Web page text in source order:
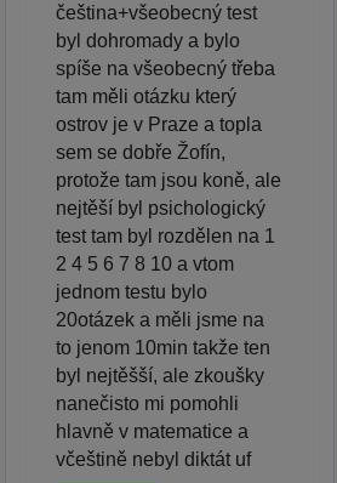
čeština+všeobecný test
byl dohromady a bylo
spíše na všeobecný třeba
tam měli otázku který
ostrov je v Praze a topla
sem se dobře Žofín,
protože tam jsou koně, ale
nejtěší byl psichologický
test tam byl rozdělen na 1
2 4 5 6 7 8 10 a vtom
jednom testu bylo
20otázek a měli jsme na
to jenom 10min takže ten
byl nejtěšší, ale zkoušky
nanečisto mi pomohli
hlavně v matematice a
včeštině nebyl diktát uf